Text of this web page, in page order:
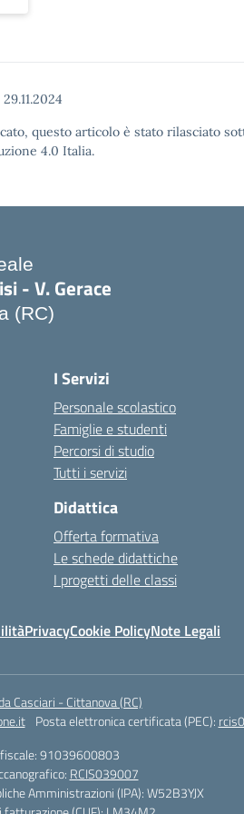
29.11.2024
questo articolo è stato rilasciato
4.0 Italia.
- V. Gerace
(RC)
I Servizi
Personale scolastico
Famiglie e studenti
Percorsi di studio
Tutti i servizi
Didattica
Offerta formativa
Le schede didattiche
I progetti delle classi
PrivacyCookie PolicyNote Legali
Casciari - Cittanova (RC)
Posta elettronica certificata (PEC):
fiscale: 91039600803
RCIS039007
Amministrazioni (IPA): W52B3YJX